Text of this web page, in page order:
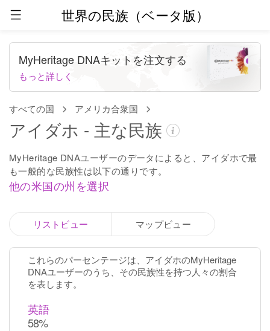
世界の民族（ベータ版）
すべての国 アメリカ合衆国
アイダホ - 主な民族
MyHeritage DNAユーザーのデータによると、アイダホで最
も一般的な民族性は以下の通りです。
他の米国の州を選択
MyHeritage DNAキットを注文する
もっと詳しく
リストビュー マップビュー
これらのパーセンテージは、アイダホのMyHeritage
DNAユーザーのうち、その民族性を持つ人々の割合
を表します。
英語
58%